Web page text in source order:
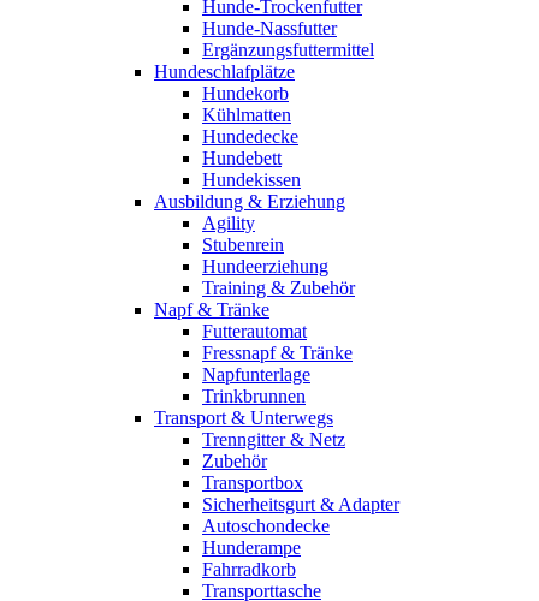
Hunde-Trockenfutter
Hunde-Nassfutter
Ergänzungsfuttermittel
Hundeschlafplätze
Hundekorb
Kühlmatten
Hundedecke
Hundebett
Hundekissen
Ausbildung & Erziehung
Agility
Stubenrein
Hundeerziehung
Training & Zubehör
Napf & Tränke
Futterautomat
Fressnapf & Tränke
Napfunterlage
Trinkbrunnen
Transport & Unterwegs
Trenngitter & Netz
Zubehör
Transportbox
Sicherheitsgurt & Adapter
Autoschondecke
Hunderampe
Fahrradkorb
Transporttasche